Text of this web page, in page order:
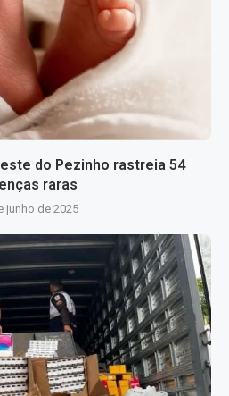
do Pezinho rastreia 54
raras
junho de 2025